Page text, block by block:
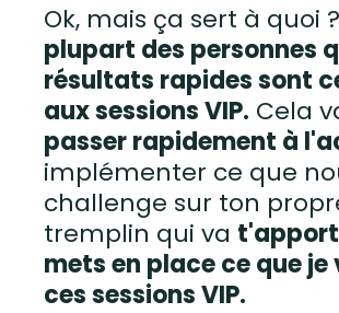
Ok, mais ça sert à quoi
plupart des personnes
résultats rapides sont
aux sessions VIP. Cela
passer rapidement à
implémenter ce que
challenge sur ton
tremplin qui va
mets en place ce que
ces sessions VIP.